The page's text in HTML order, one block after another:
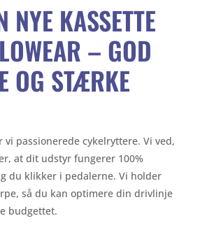
KASSETTE
– GOD
OG STÆRKE
vi passionerede cykelryttere. Vi ved,
at dit udstyr fungerer 100%
du klikker i pedalerne. Vi holder
så du kan optimere din drivlinje
budgettet.